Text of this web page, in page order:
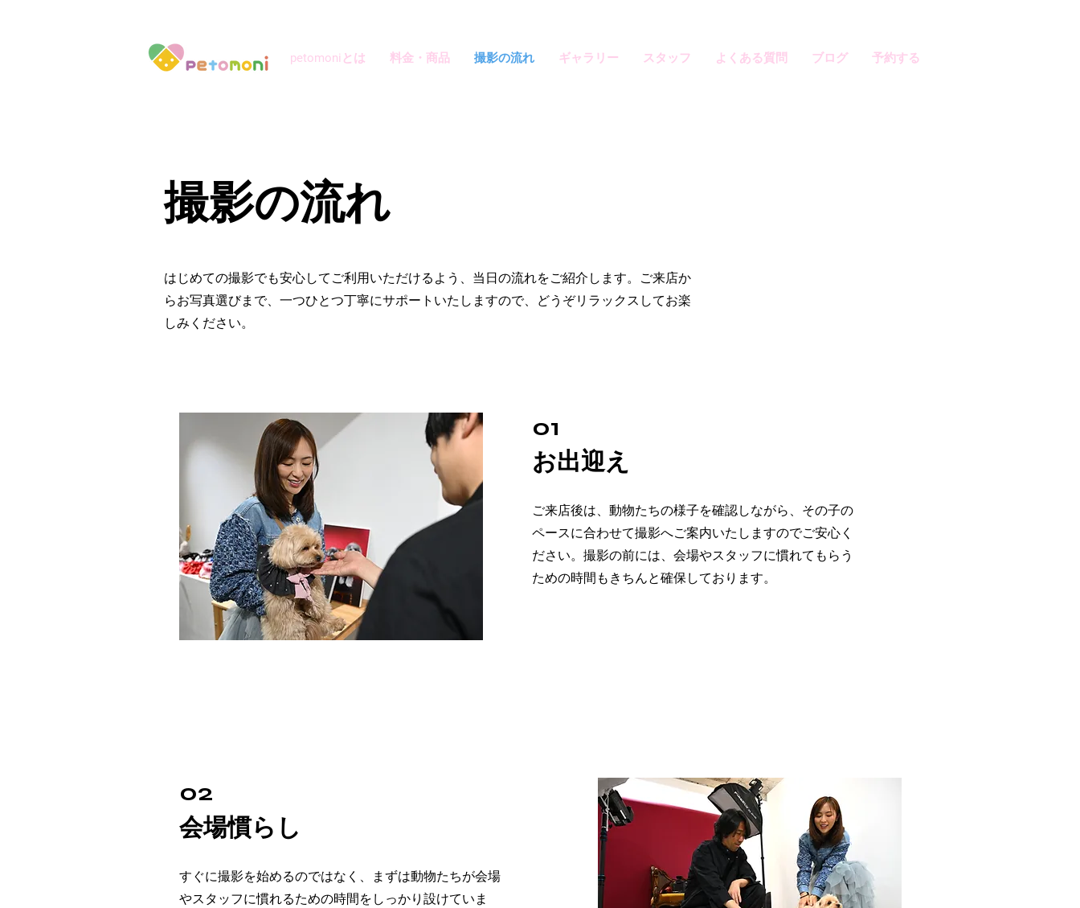
petomoniとは 料金・商品 撮影の流れ ギャラリー スタッフ よくある質問 ブログ 予約する
撮影の流れ
はじめての撮影でも安心してご利用いただけるよう、当日の流れをご紹介します。ご来店か
らお写真選びまで、一つひとつ丁寧にサポートいたしますので、どうぞリラックスしてお楽
しみください。
01
​お出迎え
ご来店後は、動物たちの様子を確認しながら、その子の
ペースに合わせて撮影へご案内いたしますのでご安心く
ださい。撮影の前には、会場やスタッフに慣れてもらう
ための時間もきちんと確保しております。
02
会場慣らし
すぐに撮影を始めるのではなく、まずは動物たちが会場
やスタッフに慣れるための時間をしっかり設けていま